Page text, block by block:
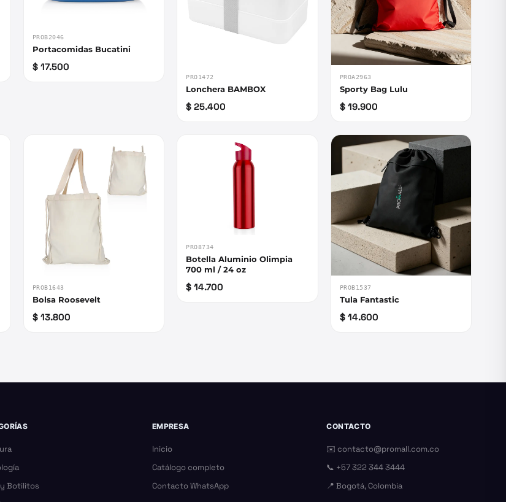
PROB2046
Portacomidas Bucatini
$ 17.500
PRO1472
Lonchera BAMBOX
$ 25.400
PROA2963
Sporty Bag Lulu
$ 19.900
PROB1643
Bolsa Roosevelt
$ 13.800
PRO8734
Botella Aluminio Olimpia
700 ml / 24 oz
$ 14.700 PROB1537
Tula Fantastic
$ 14.600
Botilitos
EMPRESA
Inicio
Catálogo completo
Contacto WhatsApp
CONTACTO
✉️contacto@promall.com.co
📞 +57 322 344 3444
📍 Bogotá, Colombia